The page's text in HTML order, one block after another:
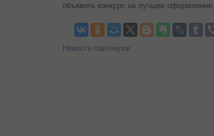
объявить конкурс на лучшее оформление.
Новости партнеров